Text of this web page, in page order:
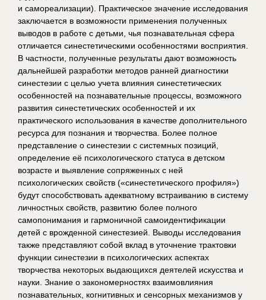
и самореализации). Практическое значение исследования
заключается в возможности применения полученных
выводов в работе с детьми, чья познавательная сфера
отличается синестетическими особенностями восприятия.
В частности, полученные результаты дают возможность
дальнейшей разработки методов ранней диагностики
синестезии с целью учета влияния синестетических
особенностей на познавательные процессы, возможного
развития синестетических особенностей и их
практического использования в качестве дополнительного
ресурса для познания и творчества. Более полное
представление о синестезии с системных позиций,
определение её психологического статуса в детском
возрасте и выявление сопряженных с ней
психологических свойств («синестетического профиля»)
будут способствовать адекватному встраиванию в систему
личностных свойств, развитию более полного
самопонимания и гармоничной самоидентификации
детей с врожденной синестезией. Выводы исследования
также представляют собой вклад в уточнение трактовки
функции синестезии в психологических аспектах
творчества некоторых выдающихся деятелей искусства и
науки. Знание о закономерностях взаимовлияния
познавательных, когнитивных и сенсорных механизмов у